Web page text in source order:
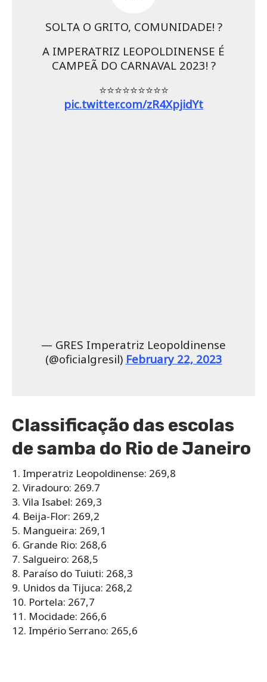
SOLTA O GRITO, COMUNIDADE! ?
A IMPERATRIZ LEOPOLDINENSE É
CAMPEÃ DO CARNAVAL 2023! ?
⭐️⭐️⭐️⭐️⭐️⭐️⭐️⭐️⭐️
pic.twitter.com/zR4XpjidYt
— GRES Imperatriz Leopoldinense
(@oficialgresil) February 22, 2023
Classificação das escolas
de samba do Rio de Janeiro
1. Imperatriz Leopoldinense: 269,8
2. Viradouro: 269.7
3. Vila Isabel: 269,3
4. Beija-Flor: 269,2
5. Mangueira: 269,1
6. Grande Rio: 268,6
7. Salgueiro: 268,5
8. Paraíso do Tuiuti: 268,3
9. Unidos da Tijuca: 268,2
10. Portela: 267,7
11. Mocidade: 266,6
12. Império Serrano: 265,6